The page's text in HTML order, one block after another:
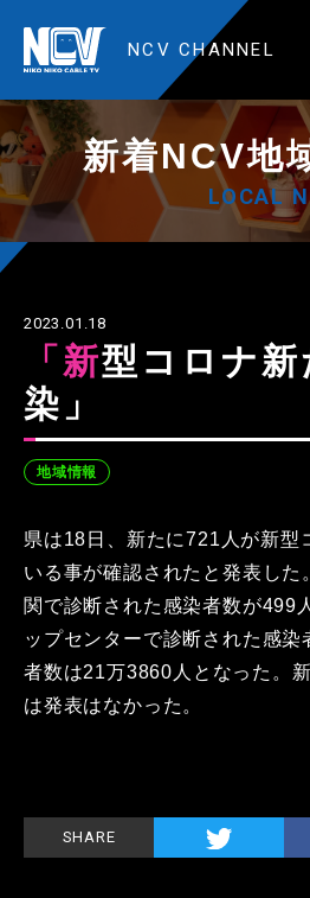
NCV CHANNEL
新着NCV地
LOCAL
2023.01.18
「新型コロナ新たに721人感
染」
地域情報
県は18日、新たに721人が新型
いる事が確認されたと発表し
関で診断された感染者数が499
ップセンターで診断された感
者数は21万3860人となった。
は発表はなかった。
SHARE